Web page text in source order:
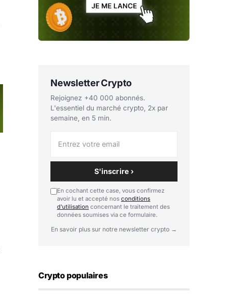
Newsletter Crypto
Rejoignez +40 000 abonnés.
L'essentiel du marché crypto, 2x par
semaine, en 5 min.
S'inscrire ›
En cochant cette case, vous confirmez
avoir lu et accepté nos conditions
d'utilisation concernant le traitement des
données soumises via ce formulaire.
En savoir plus sur notre newsletter crypto →
Crypto populaires